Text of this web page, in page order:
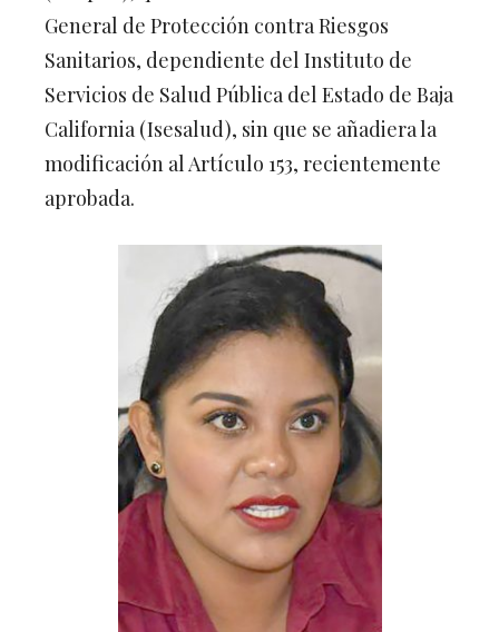
General de Protección contra Riesgos
Sanitarios, dependiente del Instituto de
Servicios de Salud Pública del Estado de Baja
California (Isesalud), sin que se añadiera la
modificación al Artículo 153, recientemente
aprobada.